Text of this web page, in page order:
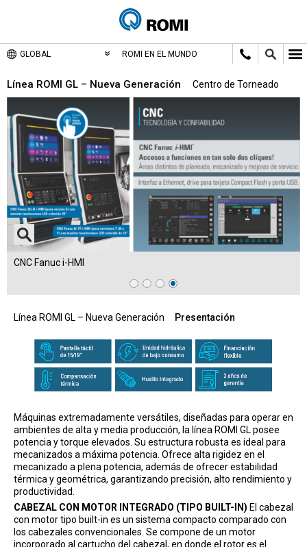
GLOBAL ROMI EN EL MUNDO
Línea ROMI GL – Nueva Generación Centro de Torneado
CNC Fanuc i-HMI
Línea ROMI GL – Nueva Generación Presentación
Máquinas extremadamente versátiles, diseñadas para operar en
ambientes de alta y media producción, la línea ROMI GL posee
potencia y torque elevados. Su estructura robusta es ideal para
mecanizados a máxima potencia. Ofrece alta rigidez en el
mecanizado a plena potencia, además de ofrecer estabilidad
térmica y geométrica, garantizando precisión, alto rendimiento y
productividad.
CABEZAL CON MOTOR INTEGRADO (TIPO BUILT-IN) El cabezal
con motor tipo built-in es un sistema compacto comparado con
los cabezales convencionales. Se compone de un motor
incorporado al cartucho del cabezal, en donde el rotor es el